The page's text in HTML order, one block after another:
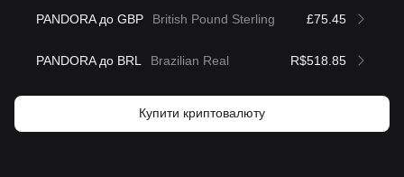
PANDORA до GBP British Pound Sterling £75.45
PANDORA до BRL Brazilian Real R$518.85
Купити криптовалюту